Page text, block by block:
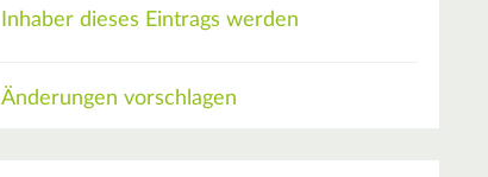
Inhaber dieses Eintrags werden
Änderungen vorschlagen